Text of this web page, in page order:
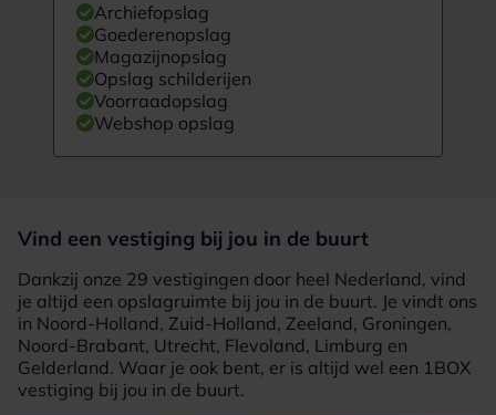
Archiefopslag
Goederenopslag
Magazijnopslag
Opslag schilderijen
Voorraadopslag
Webshop opslag
Vind een vestiging bij jou in de buurt
Dankzij onze 29 vestigingen door heel Nederland, vind
je altijd een opslagruimte bij jou in de buurt. Je vindt ons
in Noord-Holland, Zuid-Holland, Zeeland, Groningen,
Noord-Brabant, Utrecht, Flevoland, Limburg en
Gelderland. Waar je ook bent, er is altijd wel een 1BOX
vestiging bij jou in de buurt.